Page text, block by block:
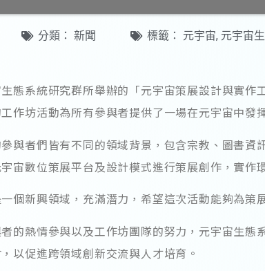
分類： 新聞 標籤： 元宇宙, 元宇宙
系統研究群所舉辦的「元宇宙策展設計與實
作坊活動為所有參與者提供了一場在元宇宙中發
者們皆有不同的領域背景，包含宗教、圖書資
宙數位策展平台及設計模式進行策展創作，實
新興領域，充滿潛力，希望這次活動能夠為策
熱情參與以及工作坊團隊的努力，元宇宙生態
以促進跨領域創新交流與人才培育。